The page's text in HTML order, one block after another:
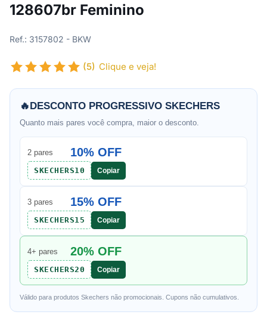
128607br Feminino
Ref.: 3157802 - BKW
(5) Clique e veja!
🔥DESCONTO PROGRESSIVO SKECHERS
Quanto mais pares você compra, maior o desconto.
2 pares 10% OFF
SKECHERS10 Copiar
3 pares 15% OFF
SKECHERS15 Copiar
4+ pares 20% OFF
SKECHERS20 Copiar
Válido para produtos Skechers não promocionais. Cupons não cumulativos.